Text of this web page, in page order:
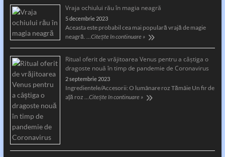
Vraja ochiului rău în magia neagră
5 decembrie 2023
Aceasta este probabil cea mai populară vrajă de magie
neagră. …Citește în continuare »
Ritual oferit de vrăjitoarea Venus pentru a câştiga o
dragoste nouă în timp de pandemie de Coronavirus
2 septembrie 2023
Ingredientele/Accesorii: O lumânare roz Tămâie Un fir de
aţă roz …Citește în continuare »